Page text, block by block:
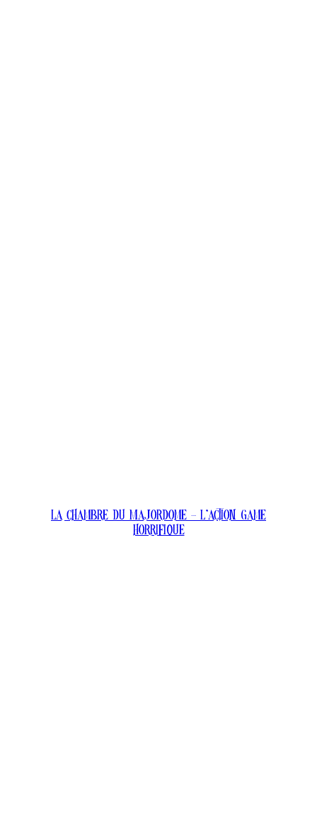
La chambre du Majordome – l’action game
horrifique